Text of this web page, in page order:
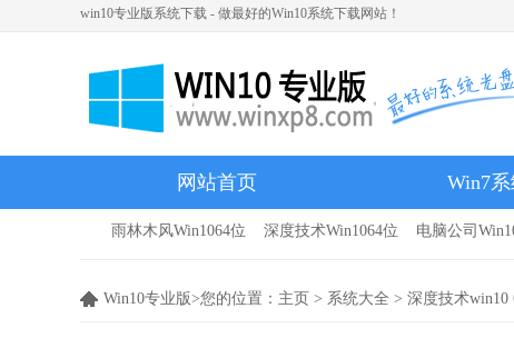
win10专业版系统下载 - 做最好的Win10系统下载网站！
网站首页 Win7
雨林木风
雨林木风Win1064位 深度技术Win1064位 电脑公司
Win10专业版>您的位置： 主页 > 系统大全 > 深度技术win10